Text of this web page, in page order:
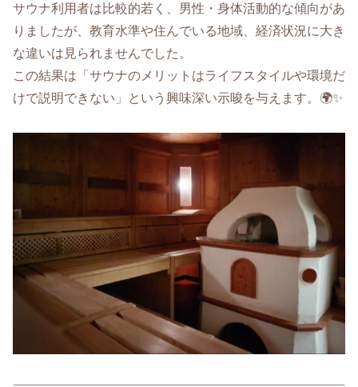
サウナ利用者は比較的若く、男性・身体活動的な傾向があ
りましたが、教育水準や住んでいる地域、経済状況に大き
な違いは見られませんでした。
この結果は「サウナのメリットはライフスタイルや環境だ
けで説明できない」という興味深い示唆を与えます。🌍✨